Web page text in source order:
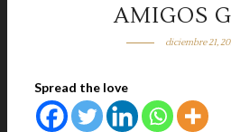
AMIGOS
diciembre 21,
Spread the love